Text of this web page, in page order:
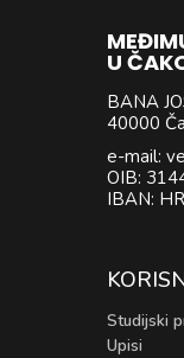
U
BANA
40000
e-mail:
OIB:
IBAN:
Studijski
Upisi